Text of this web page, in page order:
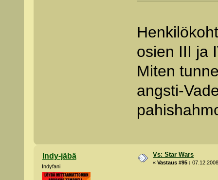
osien III ja
Miten
angsti-
Indy-jäbä
Indyfani
Vs: Star Wars
«Vastaus #95 :